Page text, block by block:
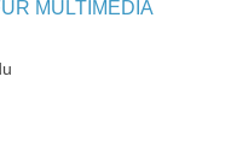
MULTIMEDIA